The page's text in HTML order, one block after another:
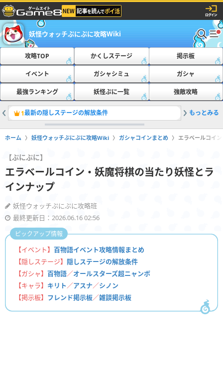
妖怪ウォッチぷにぷに攻略Wiki
攻略TOP かくしステージ 掲示板
イベント ガシャシミュ ガシャ
最強ランキング 妖怪ぷに一覧 強敵攻略
1最新の隠しステージの解放条件 2ともだ
もっとみる
ホーム 妖怪ウォッチぷにぷに攻略Wiki ガシャコインまとめ エラベールコイ
【ぷにぷに】
エラベールコイン・妖魔将棋の当たり妖怪とラ
インナップ
妖怪ウォッチぷにぷに攻略班
最終更新日：2026.06.16 02:56
【イベント】 百物語イベント攻略情報まとめ
【隠しステージ】 隠しステージの解放条件
【ガシャ】 百物語／オールスターズ超ニャンボ
【キャラ】 キリト／アスナ／シノン
【掲示板】 フレンド掲示板／雑談掲示板
ピックアップ情報